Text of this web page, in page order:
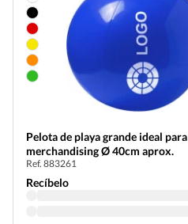
Pelota de playa grande ideal para
merchandising Ø 40cm aprox.
Ref. 883261
Recíbelo